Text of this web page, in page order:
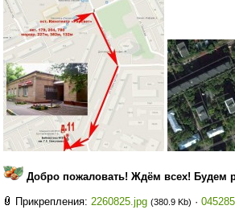
Добро пожаловать! Ждём всех! Будем
Прикрепления: 2260825.jpg (380.9 Kb) ·